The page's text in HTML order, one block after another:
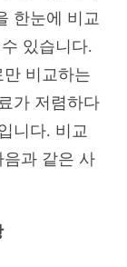
한눈에 비교
있습니다.
비교하는
가 저렴하다
니다. 비교
과 같은 사